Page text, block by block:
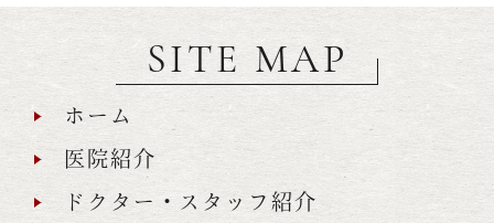
SITE MAP
ホーム
医院紹介
ドクター・スタッフ紹介